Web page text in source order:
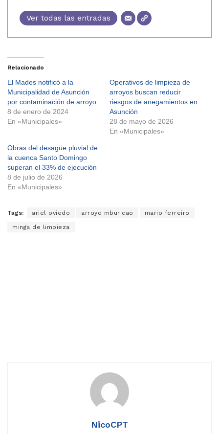
Ver todas las entradas
Relacionado
El Mades notificó a la
Municipalidad de Asunción
por contaminación de arroyo
8 de enero de 2024
En «Municipales»
Operativos de limpieza de
arroyos buscan reducir
riesgos de anegamientos en
Asunción
28 de mayo de 2026
En «Municipales»
Obras del desagüe pluvial de
la cuenca Santo Domingo
superan el 33% de ejecución
8 de julio de 2026
En «Municipales»
Tags: ariel oviedo arroyo mburicao mario ferreiro
minga de limpieza
NicoCPT